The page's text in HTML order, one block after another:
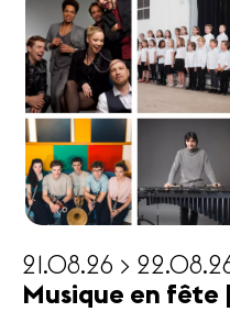
21.08.26 >
Musique en fête